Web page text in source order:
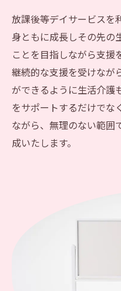
放課後等デイサービスを
身ともに成長しその先の
ことを目指しながら支援
継続的な支援を受けなが
ができるように生活介護
をサポートするだけでな
ながら、無理のない範囲
成いたします。